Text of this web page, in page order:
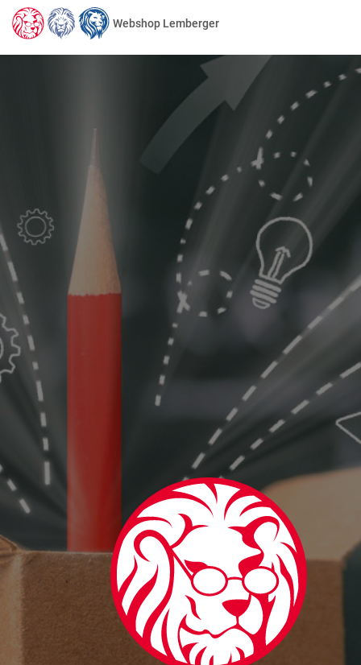
Webshop Lemberger